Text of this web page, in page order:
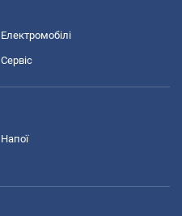
Електромобілі
Сервіс
Напої